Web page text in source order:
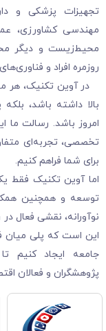
تجهیزات پزشکی و
مهندسی کشاورزی،
محیط‌زیست و دیگر
روزمره افراد و
در آوین تکنیک، هر
بالا داشته باشد،
امروز باشد. رسالت
تخصصی، تجربه‌ای
برای شما فراهم کنیم.
اما آوین تکنیک فقط
توسعه و همچنین
نوآورانه، نقشی فعال
این است که پلی میان
جامعه ایجاد کنیم
پژوهشگران و فعالان